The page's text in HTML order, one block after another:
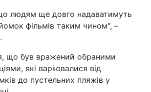
людям ще довго надаватимуть
фільмів таким чином", –
що був вражений обраними
які варіювалися від
до пустельних пляжів у